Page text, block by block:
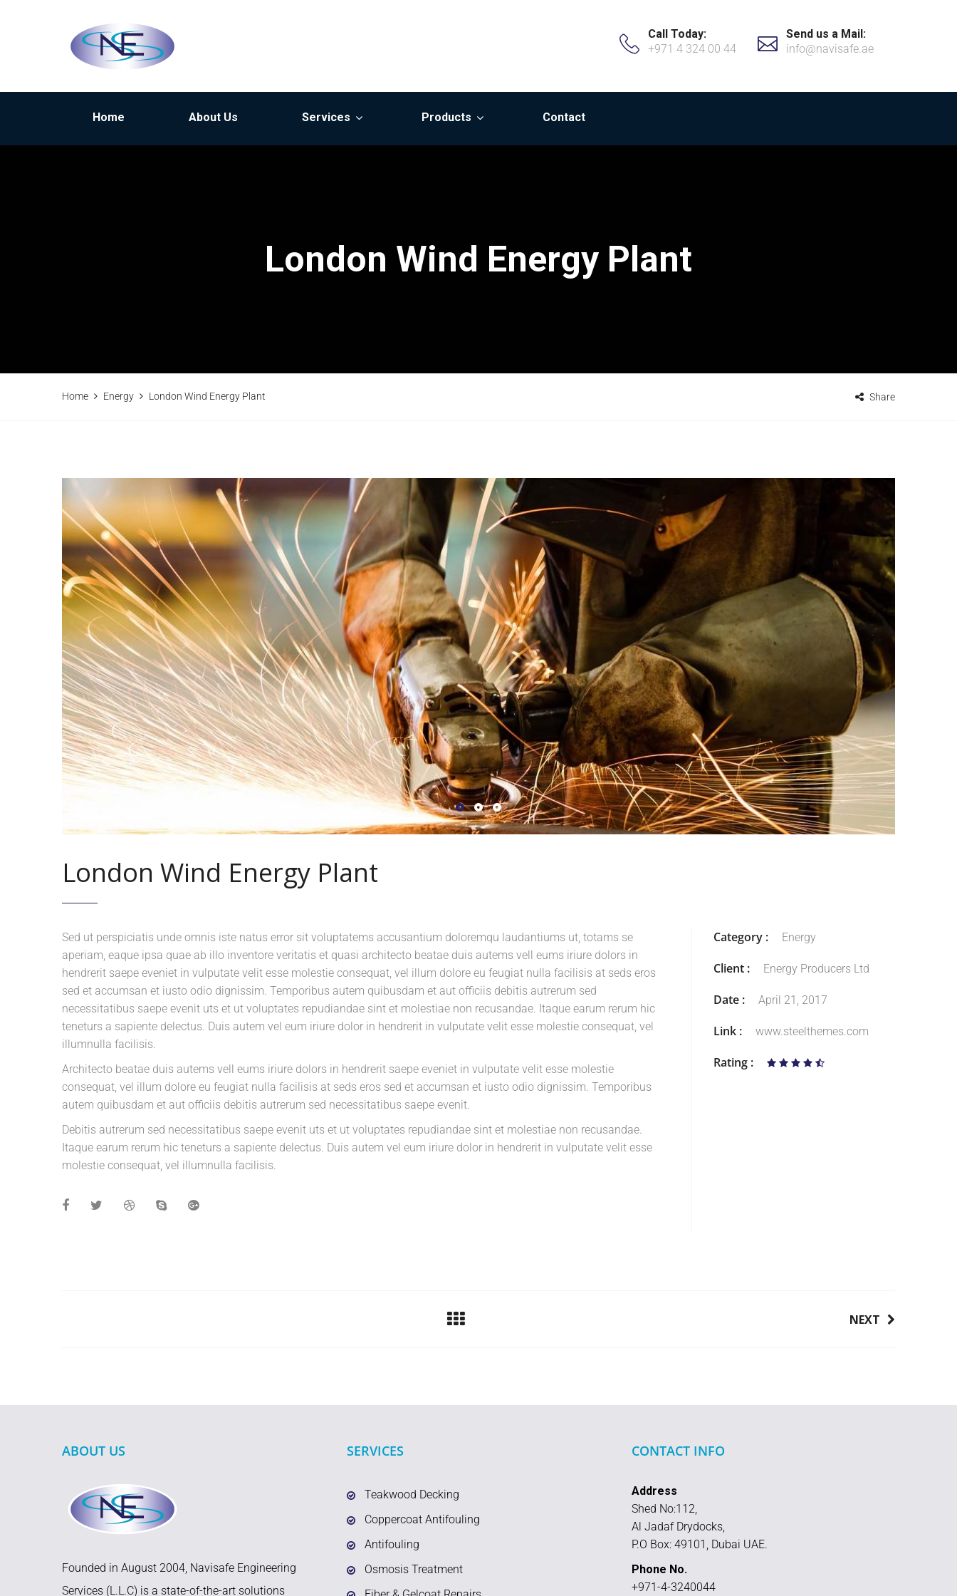
Call Today:
+971 4 324 00 44
Send us a Mail:
info@navisafe.ae
Home About Us Services Products Contact
London Wind Energy Plant
Home Energy London Wind Energy Plant Share
London Wind Energy Plant
Sed ut perspiciatis unde omnis iste natus error sit voluptatems accusantium doloremqu laudantiums ut, totams se
aperiam, eaque ipsa quae ab illo inventore veritatis et quasi architecto beatae duis autems vell eums iriure dolors in
hendrerit saepe eveniet in vulputate velit esse molestie consequat, vel illum dolore eu feugiat nulla facilisis at seds eros
sed et accumsan et iusto odio dignissim. Temporibus autem quibusdam et aut officiis debitis autrerum sed
necessitatibus saepe evenit uts et ut voluptates repudiandae sint et molestiae non recusandae. Itaque earum rerum hic
teneturs a sapiente delectus. Duis autem vel eum iriure dolor in hendrerit in vulputate velit esse molestie consequat, vel
illumnulla facilisis.
Architecto beatae duis autems vell eums iriure dolors in hendrerit saepe eveniet in vulputate velit esse molestie
consequat, vel illum dolore eu feugiat nulla facilisis at seds eros sed et accumsan et iusto odio dignissim. Temporibus
autem quibusdam et aut officiis debitis autrerum sed necessitatibus saepe evenit.
Debitis autrerum sed necessitatibus saepe evenit uts et ut voluptates repudiandae sint et molestiae non recusandae.
Itaque earum rerum hic teneturs a sapiente delectus. Duis autem vel eum iriure dolor in hendrerit in vulputate velit esse
molestie consequat, vel illumnulla facilisis.
Category : Energy
Client : Energy Producers Ltd
Date : April 21, 2017
Link : www.steelthemes.com
Rating :
NEXT
ABOUT US
Founded in August 2004, Navisafe Engineering
Services (L.L.C) is a state-of-the-art solutions
SERVICES
Teakwood Decking
Coppercoat Antifouling
Antifouling
Osmosis Treatment
CONTACT INFO
Address
Shed No:112,
Al Jadaf Drydocks,
P.O Box: 49101, Dubai UAE.
Phone No.
+971-4-3240044